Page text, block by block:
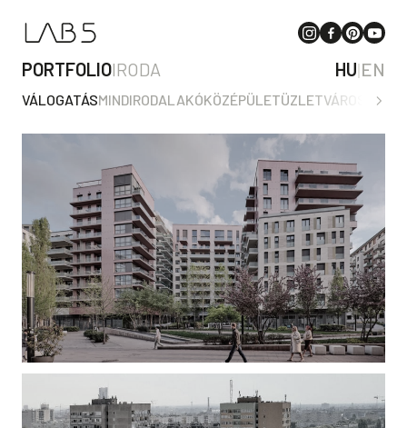
PORTFOLIOIRODA HU|EN
VÁLOGATÁSMINDIRODALAKÓKÖZÉPÜLETÜZLET